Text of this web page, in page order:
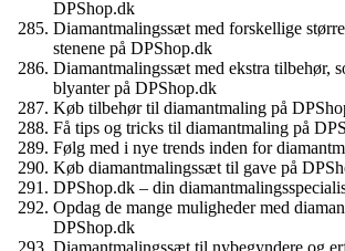
DPShop.dk
Diamantmalingssæt med forskellige
stenene på DPShop.dk
Diamantmalingssæt med ekstra tilbehør,
blyanter på DPShop.dk
Køb tilbehør til diamantmaling på
Få tips og tricks til diamantmaling på
Følg med i nye trends inden for
Køb diamantmalingssæt til gave på
DPShop.dk – din
Opdag de mange muligheder med
DPShop.dk
Diamantmalingssæt til nybegyndere og